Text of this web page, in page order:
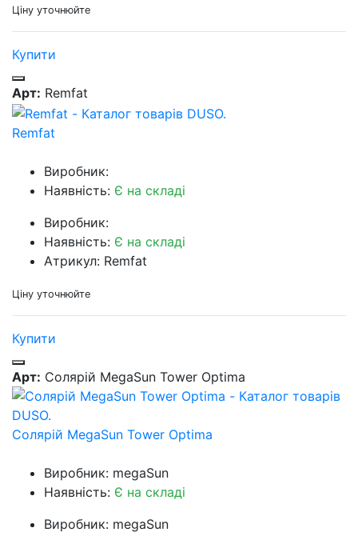
Ціну уточнюйте
Купити
Арт: Remfat
Remfat
Виробник:
Наявність: Є на складі
Виробник:
Наявність: Є на складі
Атрикул: Remfat
Ціну уточнюйте
Купити
Арт: Солярій MegaSun Tower Optima
Солярій MegaSun Tower Optima
Виробник: megaSun
Наявність: Є на складі
Виробник: megaSun